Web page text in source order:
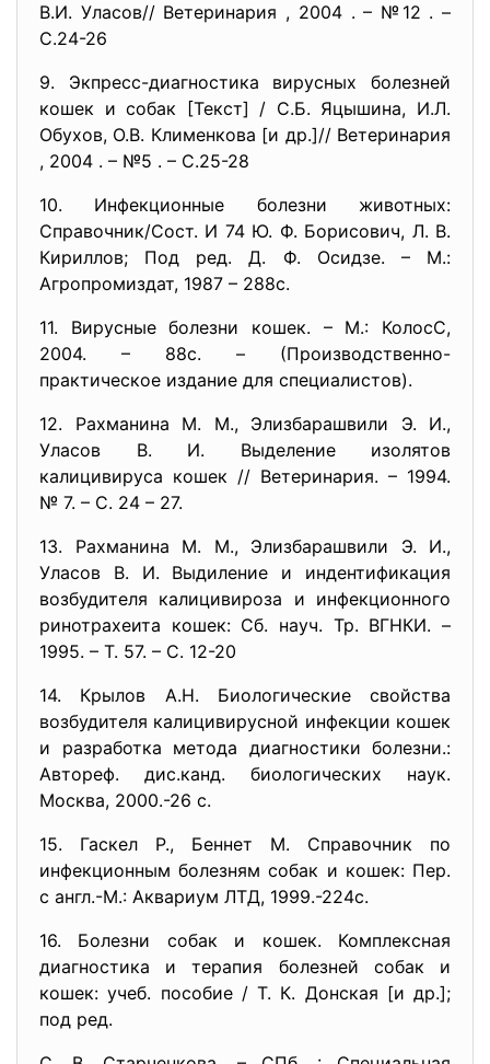
В.И. Уласов// Ветеринария , 2004 . – №12 . –
С.24-26
9. Экпресс-диагностика вирусных болезней
кошек и собак [Текст] / С.Б. Яцышина, И.Л.
Обухов, О.В. Клименкова [и др.]// Ветеринария
, 2004 . – №5 . – С.25-28
10. Инфекционные болезни животных:
Справочник/Сост. И 74 Ю. Ф. Борисович, Л. В.
Кириллов; Под ред. Д. Ф. Осидзе. – М.:
Агропромиздат, 1987 – 288с.
11. Вирусные болезни кошек. – М.: КолосС,
2004. – 88с. – (Производственно-
практическое издание для специалистов).
12. Рахманина М. М., Элизбарашвили Э. И.,
Уласов В. И. Выделение изолятов
калицивируса кошек // Ветеринария. – 1994.
№ 7. – С. 24 – 27.
13. Рахманина М. М., Элизбарашвили Э. И.,
Уласов В. И. Выдиление и индентификация
возбудителя калицивироза и инфекционного
ринотрахеита кошек: Сб. науч. Тр. ВГНКИ. –
1995. – Т. 57. – С. 12-20
14. Крылов А.Н. Биологические свойства
возбудителя калицивирусной инфекции кошек
и разработка метода диагностики болезни.:
Автореф. дис.канд. биологических наук.
Москва, 2000.-26 с.
15. Гаскел Р., Беннет М. Справочник по
инфекционным болезням собак и кошек: Пер.
с англ.-М.: Аквариум ЛТД, 1999.-224с.
16. Болезни собак и кошек. Комплексная
диагностика и терапия болезней собак и
кошек: учеб. пособие / Т. К. Донская [и др.];
под ред.